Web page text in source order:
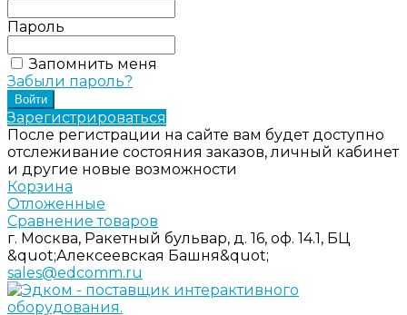
Пароль
Запомнить меня
Забыли пароль?
Зарегистрироваться
После регистрации на сайте вам будет доступно
отслеживание состояния заказов, личный кабинет
и другие новые возможности
Корзина
Отложенные
Сравнение товаров
г. Москва, Ракетный бульвар, д. 16, оф. 14.1, БЦ
&quot;Алексеевская Башня&quot;
sales@edcomm.ru